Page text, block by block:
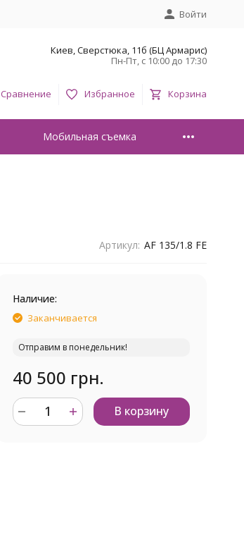
Войти
Киев, Сверстюка, 11б (БЦ Армарис)
Пн-Пт, с 10:00 до 17:30
Сравнение Избранное Корзина
Мобильная съемка
Артикул: AF 135/1.8 FE
Наличие:
Заканчивается
Отправим в понедельник!
40 500 грн.
В корзину